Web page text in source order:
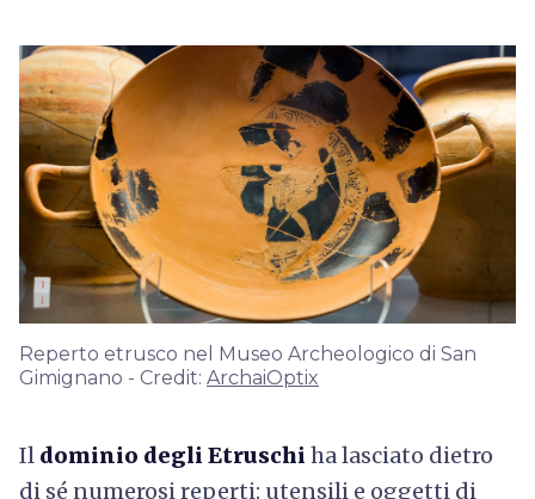
Reperto etrusco nel Museo Archeologico di San
Gimignano - Credit: ArchaiOptix
Il dominio degli Etruschi ha lasciato dietro
di sé numerosi reperti: utensili e oggetti di